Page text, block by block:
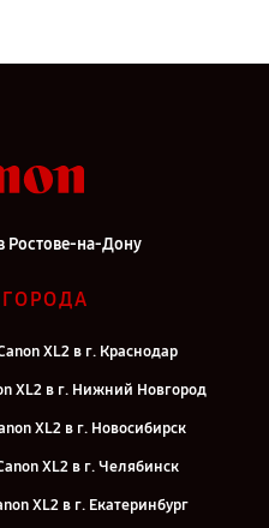
Ростове-на-Дону
XL2 в г. Краснодар
XL2 в г. Нижний Новгород
XL2 в г. Новосибирск
XL2 в г. Челябинск
XL2 в г. Екатеринбург